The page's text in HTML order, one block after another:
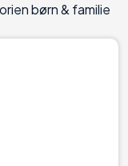
børn & familie